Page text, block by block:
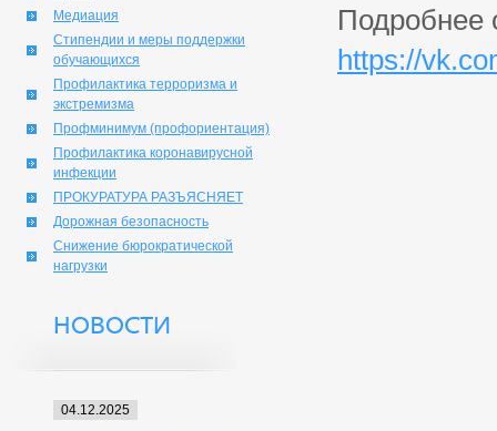
Медиация
Стипендии и меры поддержки
обучающихся
Профилактика терроризма и
экстремизма
Профминимум (профориентация)
Профилактика коронавирусной
инфекции
ПРОКУРАТУРА РАЗЪЯСНЯЕТ
Дорожная безопасность
Снижение бюрократической
нагрузки
НОВОСТИ
04.12.2025
Подробнее
https://